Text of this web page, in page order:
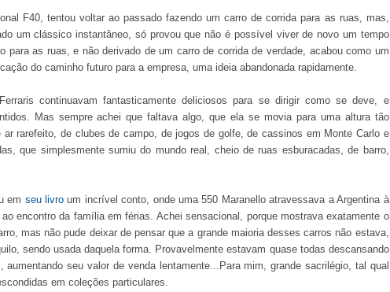
F40, tentou voltar ao passado fazendo um carro de corrida para as ruas, mas,
um clássico instantâneo, só provou que não é possível viver de novo um tempo
para as ruas, e não derivado de um carro de corrida de verdade, acabou como um
do caminho futuro para a empresa, uma ideia abandonada rapidamente.
continuavam fantasticamente deliciosos para se dirigir como se deve, e
Mas sempre achei que faltava algo, que ela se movia para uma altura tão
ar rarefeito, de clubes de campo, de jogos de golfe, de cassinos em Monte Carlo e
que simplesmente sumiu do mundo real, cheio de ruas esburacadas, de barro,
em seu livroum incrível conto, onde uma 550 Maranello atravessava a Argentina à
encontro da família em férias. Achei sensacional, porque mostrava exatamente o
mas não pude deixar de pensar que a grande maioria desses carros não estava,
sendo usada daquela forma. Provavelmente estavam quase todas descansando
aumentando seu valor de venda lentamente...Para mim, grande sacrilégio, tal qual
em coleções particulares.